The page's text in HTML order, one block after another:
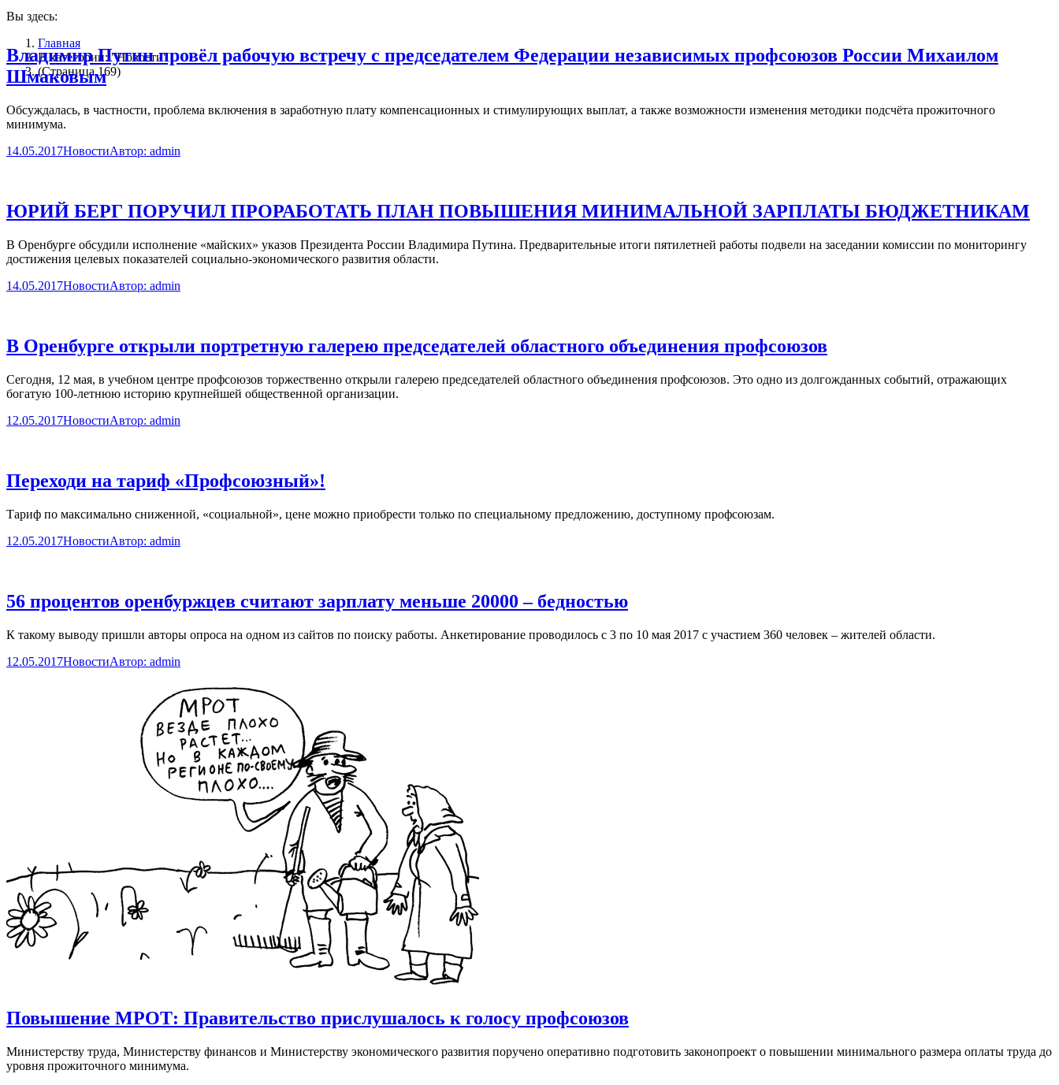
Вы здесь:
Главная
В категории: "Новости"
(Страница 169)
Владимир Путин провёл рабочую встречу с председателем Федерации независимых профсоюзов России Михаилом
Шмаковым
Обсуждалась, в частности, проблема включения в заработную плату компенсационных и стимулирующих выплат, а также возможности изменения методики подсчёта прожиточного
минимума.
14.05.2017НовостиАвтор: admin
ЮРИЙ БЕРГ ПОРУЧИЛ ПРОРАБОТАТЬ ПЛАН ПОВЫШЕНИЯ МИНИМАЛЬНОЙ ЗАРПЛАТЫ БЮДЖЕТНИКАМ
В Оренбурге обсудили исполнение «майских» указов Президента России Владимира Путина. Предварительные итоги пятилетней работы подвели на заседании комиссии по мониторингу
достижения целевых показателей социально-экономического развития области.
14.05.2017НовостиАвтор: admin
В Оренбурге открыли портретную галерею председателей областного объединения профсоюзов
Сегодня, 12 мая, в учебном центре профсоюзов торжественно открыли галерею председателей областного объединения профсоюзов. Это одно из долгожданных событий, отражающих
богатую 100-летнюю историю крупнейшей общественной организации.
12.05.2017НовостиАвтор: admin
Переходи на тариф «Профсоюзный»!
Тариф по максимально сниженной, «социальной», цене можно приобрести только по специальному предложению, доступному профсоюзам.
12.05.2017НовостиАвтор: admin
56 процентов оренбуржцев считают зарплату меньше 20000 – бедностью
К такому выводу пришли авторы опроса на одном из сайтов по поиску работы. Анкетирование проводилось с 3 по 10 мая 2017 с участием 360 человек – жителей области.
12.05.2017НовостиАвтор: admin
Повышение МРОТ: Правительство прислушалось к голосу профсоюзов
Министерству труда, Министерству финансов и Министерству экономического развития поручено оперативно подготовить законопроект о повышении минимального размера оплаты труда до
уровня прожиточного минимума.